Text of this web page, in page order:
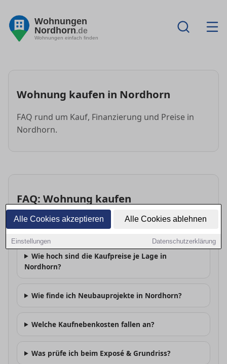
Alle Cookies akzeptieren Alle Cookies ablehnen
Einstellungen Datenschutzerklärung
Wohnungen
Nordhorn.de
Wohnungen einfach finden
Wohnung kaufen in Nordhorn
FAQ rund um Kauf, Finanzierung und Preise in
Nordhorn.
FAQ: Wohnung kaufen
Lohnt sich Kaufen vs. Mieten in Nordhorn?
Wie hoch sind die Kaufpreise je Lage in
Nordhorn?
Wie finde ich Neubauprojekte in Nordhorn?
Welche Kaufnebenkosten fallen an?
Was prüfe ich beim Exposé & Grundriss?